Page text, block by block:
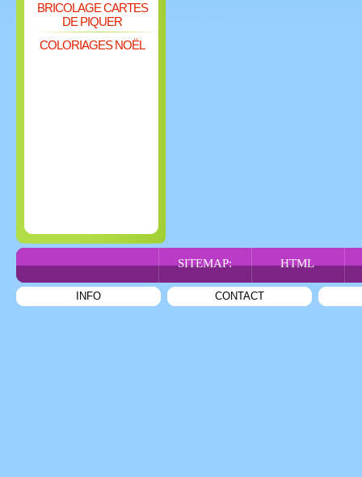
BRICOLAGE CARTES
DE PIQUER
COLORIAGES NOËL
SITEMAP: HTML
INFO CONTACT